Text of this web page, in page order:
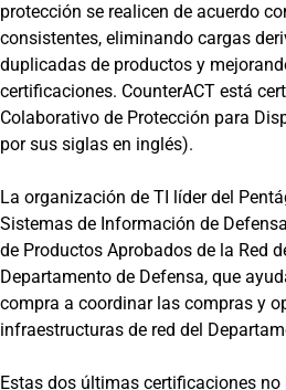
protección se realicen de acuerdo
consistentes, eliminando cargas
duplicadas de productos y
certificaciones. CounterACT está
Colaborativo de Protección para
por sus siglas en inglés).
La organización de TI líder del
Sistemas de Información de
de Productos Aprobados de la Red
Departamento de Defensa, que
compra a coordinar las compras y
infraestructuras de red del
Estas dos últimas certificaciones